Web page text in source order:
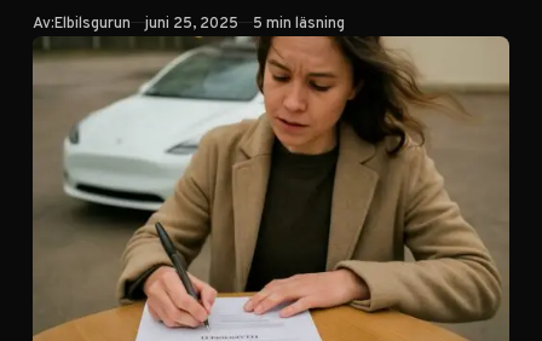
Drömmer du om
att köpa en
Tesla?…
Av:Elbilsgurun Publicerad
juni 25, 2025 5 min läsning